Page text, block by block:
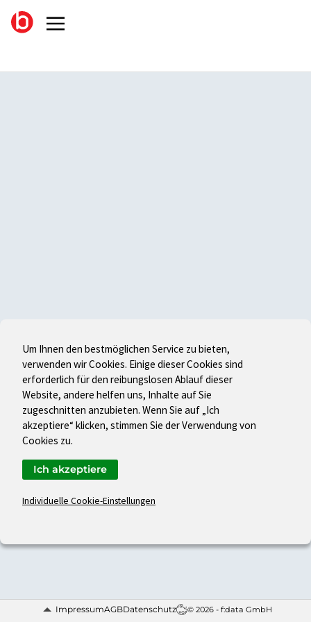
ImpressumAGBDatenschutz © 2026 - f:data GmbH
Um Ihnen den bestmöglichen Service zu bieten,
verwenden wir Cookies. Einige dieser Cookies sind
erforderlich für den reibungslosen Ablauf dieser
Website, andere helfen uns, Inhalte auf Sie
zugeschnitten anzubieten. Wenn Sie auf „Ich
akzeptiere“ klicken, stimmen Sie der Verwendung von
Cookies zu.
Individuelle Cookie-Einstellungen
Ich akzeptiere